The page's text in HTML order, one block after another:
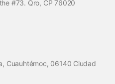
#73. Qro, CP 76020
Cuauhtémoc, 06140 Ciudad